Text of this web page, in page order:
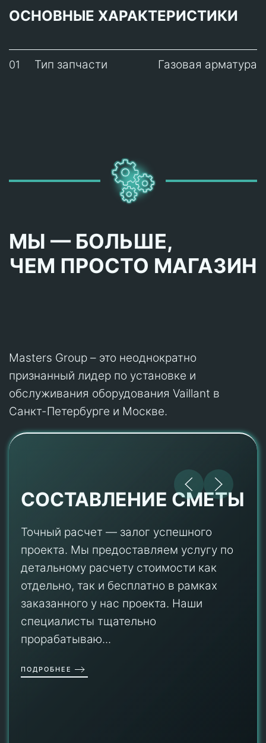
ОСНОВНЫЕ ХАРАКТЕРИСТИКИ
01 Тип запчасти Газовая арматура
МЫ — БОЛЬШЕ,
ЧЕМ ПРОСТО МАГАЗИН
Masters Group – это неоднократно
признанный лидер по установке и
обслуживания оборудования Vaillant в
Санкт-Петербурге и Москве.
СОСТАВЛЕНИЕ СМЕТЫ
Точный расчет — залог успешного
проекта. Мы предоставляем услугу по
детальному расчету стоимости как
отдельно, так и бесплатно в рамках
заказанного у нас проекта. Наши
специалисты тщательно
прорабатываю...
ПОДРОБНЕЕ